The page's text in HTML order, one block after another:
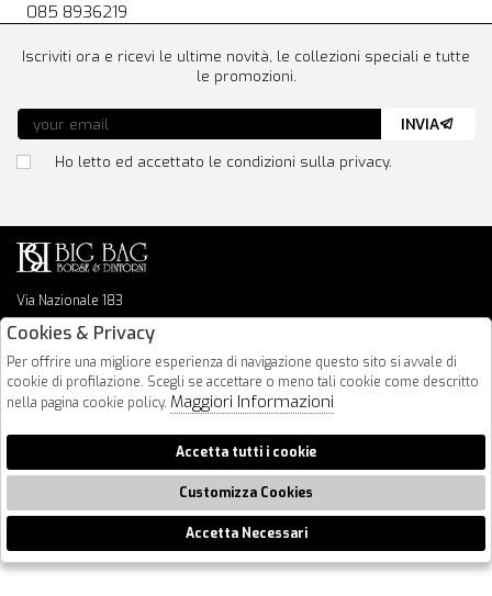
085 8936219
Via Nazionale 183
64026 Roseto Degli Abruzzi
info@bigbagshoponline.it
follow us
Iscriviti ora e ricevi le ultime novità, le collezioni speciali e tutte
le promozioni.
Ho letto ed accettato le condizioni sulla privacy.
INVIA
2026 BigBag - P.iva : 00916940679 Powered by
🍪
Cookies & Privacy
Per offrire una migliore esperienza di navigazione questo sito si avvale di
cookie di profilazione. Scegli se accettare o meno tali cookie come descritto
nella pagina cookie policy. Maggiori Informazioni
Accetta tutti i cookie
Customizza Cookies
Accetta Necessari